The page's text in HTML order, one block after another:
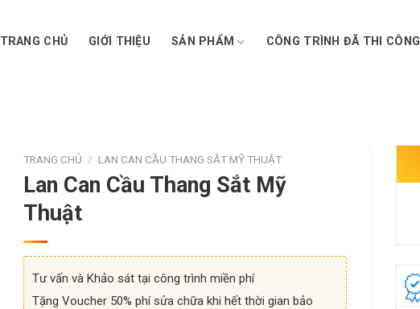
TRANG CHỦ GIỚI THIỆU SẢN PHẨM CÔNG TRÌNH ĐÃ THI CÔNG
TRANG CHỦ / LAN CAN CẦU THANG SẮT MỸ THUẬT
Lan Can Cầu Thang Sắt Mỹ
Thuật
Tư vấn và Khảo sát tại công trình miền phí
Tặng Voucher 50% phí sửa chữa khi hết thời gian bảo